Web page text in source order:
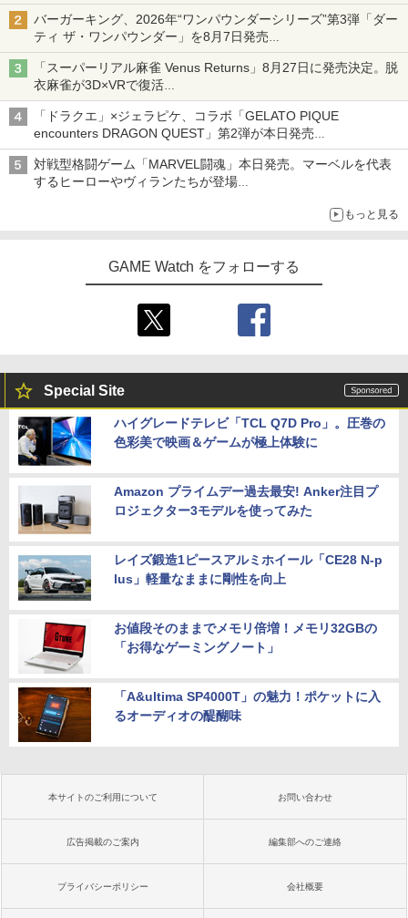
3
【10%OFFクーポン配布中】【365日完
全保証】 Nintendo Switch2 保護フィル
ム 任天堂 Switch2 フィルム スイッチ2
保護フィルム 7.9インチ ガラスフィルム
フィルム 10H ガラスザムライ 液晶保護
フィルム OVER`s オーバーズ TP01
￥1,380
ダース [BEE-P-AADLA NSW2 スプラト
￥6,740
【メール便発送】【新品】任天堂 Ninte
3
ソニー・インタラクティブエンタテイン
メント 【PS5】Marvel’s Spider-Man 2
通常版 [ECJS-00035 PS5 マーベルス
パイダーマン2 ツウジョウ]【MARVELC
orner】
￥3,980
Marvel's Spider-Man 2
【PS5】 ELJM-30827
￥8,044
『映画 ラブライブ！蓮ノ空女学院スクー
ルアイドルクラブ Bloom Garden Part
y』(特装限定版)【Blu-ray】 [ 矢立肇 ]
【楽天ブックス限定連動購入特典+楽天
y】(キャラファインボード+キャスト複
製サイン入り複製原画セット+原作者・
コンテ+他) [ 野田サトル ]
バーガーキング、2026年“ワンパウンダーシリーズ”第3弾「ダー
ティ ザ・ワンパウンダー」を8月7日発売
「特製ガーリックマヨソース」を使用した超大型チーズバーガー
「スーパーリアル麻雀 Venus Returns」8月27日に発売決定。脱
衣麻雀が3D×VRで復活
発売から2週間は20%オフになるセールが実施
「ドラクエ」×ジェラピケ、コラボ「GELATO PIQUE
encounters DRAGON QUEST」第2弾が本日発売
アイスカップに入ったスライムやわたぼう、ベビーサタンなどが
オリジナルアートで登場
対戦型格闘ゲーム「MARVEL闘魂」本日発売。マーベルを代表
するヒーローやヴィランたちが登場
もっと見る
GAME Watch をフォローする
Special Site
ハイグレードテレビ「TCL Q7D Pro」。圧巻の
色彩美で映画＆ゲームが極上体験に
Amazon プライムデー過去最安! Anker注目プ
ロジェクター3モデルを使ってみた
レイズ鍛造1ピースアルミホイール「CE28 N-p
lus」軽量なままに剛性を向上
お値段そのままでメモリ倍増！メモリ32GBの
「お得なゲーミングノート」
「A&ultima SP4000T」の魅力！ポケットに入
るオーディオの醍醐味
本サイトのご利用について お問い合わせ
広告掲載のご案内 編集部へのご連絡
プライバシーポリシー 会社概要